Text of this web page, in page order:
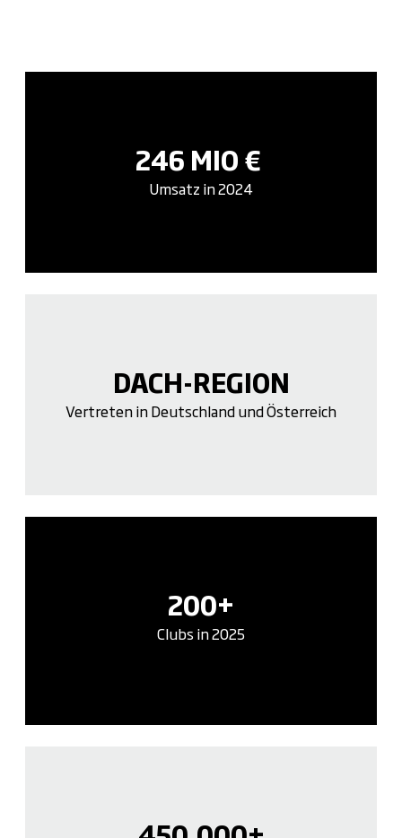
246 MIO €
Umsatz in 2024
DACH-REGION
Vertreten in Deutschland und Österreich
200+
Clubs in 2025